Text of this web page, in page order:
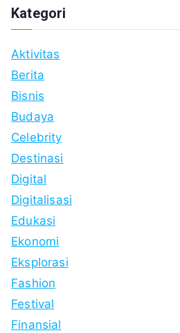
Kategori
Aktivitas
Berita
Bisnis
Budaya
Celebrity
Destinasi
Digital
Digitalisasi
Edukasi
Ekonomi
Eksplorasi
Fashion
Festival
Finansial